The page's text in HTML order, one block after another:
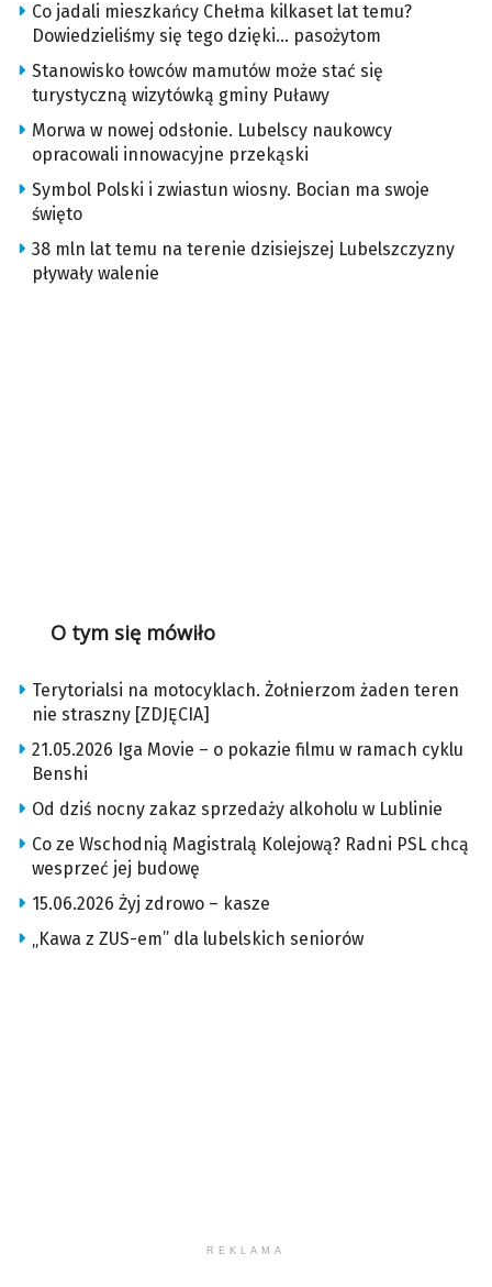
Co jadali mieszkańcy Chełma kilkaset lat temu?
Dowiedzieliśmy się tego dzięki… pasożytom
Stanowisko łowców mamutów może stać się
turystyczną wizytówką gminy Puławy
Morwa w nowej odsłonie. Lubelscy naukowcy
opracowali innowacyjne przekąski
Symbol Polski i zwiastun wiosny. Bocian ma swoje
święto
38 mln lat temu na terenie dzisiejszej Lubelszczyzny
pływały walenie
O tym się mówiło
Terytorialsi na motocyklach. Żołnierzom żaden teren
nie straszny [ZDJĘCIA]
21.05.2026 Iga Movie – o pokazie filmu w ramach cyklu
Benshi
Od dziś nocny zakaz sprzedaży alkoholu w Lublinie
Co ze Wschodnią Magistralą Kolejową? Radni PSL chcą
wesprzeć jej budowę
15.06.2026 Żyj zdrowo – kasze
„Kawa z ZUS-em” dla lubelskich seniorów
REKLAMA